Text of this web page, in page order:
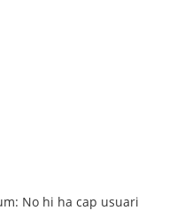
No hi ha cap usuari